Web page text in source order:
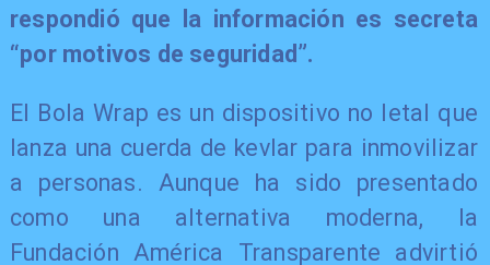
respondió que la información es secreta
“por motivos de seguridad”.
El Bola Wrap es un dispositivo no letal que
lanza una cuerda de kevlar para inmovilizar
a personas. Aunque ha sido presentado
como una alternativa moderna, la
Fundación América Transparente advirtió